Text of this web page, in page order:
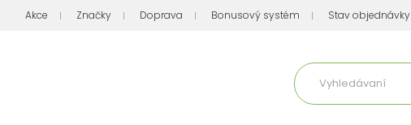
Akce Značky Doprava Bonusový systém Stav objednávky